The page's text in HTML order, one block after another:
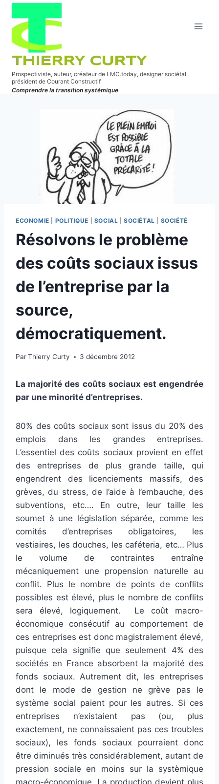
Aller
contenu
THIERRY CURTY
Prospectiviste, auteur, créateur de LMC.today, designer sociétal,
président de Courant Constructif
Comprendre la transition systémique
ECONOMIE POLITIQUE SOCIAL |SOCIÉTAL SOCIÉTÉ
Résolvons le problème
des coûts sociaux issus
de l’entreprise par la
source,
démocratiquement.
ParThierry Curty 3 décembre 2012
La majorité des coûts sociaux est engendrée
par une minorité d’entreprises.
80% des coûts sociaux sont issus du 20% des
emplois dans les grandes entreprises.
L’essentiel des coûts sociaux provient en effet
des entreprises de plus grande taille, qui
engendrent des licenciements massifs, des
grèves, du stress, de l’aide à l’embauche, des
subventions, etc…. En outre, leur taille les
soumet à une législation séparée, comme les
comités d’entreprises obligatoires, les
vestiaires, les douches, les caféteria, etc… Plus
le volume de contraintes entraîne
mécaniquement une propension naturelle au
conflit. Plus le nombre de points de conflits
possibles est élevé, plus le nombre de conflits
sera élevé, logiquement. Le coût macro-
économique consécutif au comportement de
ces entreprises est donc magistralement élevé,
puisque cela signifie que seulement 4% des
sociétés en France absorbent la majorité des
fonds sociaux. Autrement dit, les entreprises
dont le mode de gestion ne grève pas le
système social paient pour les autres. Si ces
entreprises n’existaient pas (ou, plus
exactement, ne connaissaient pas ces troubles
sociaux), les fonds sociaux pourraient donc
être diminués très considérablement, autant de
pression sociale en moins sur la systèmique